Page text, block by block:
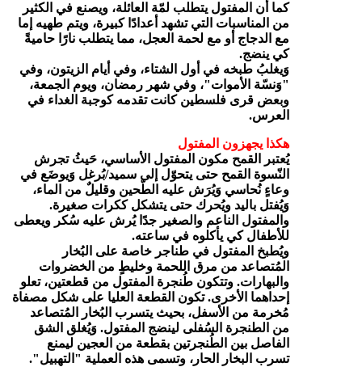
كما أن المفتول يتطلب لمّة العائلة، ويصنع في الكثير
من المناسبات التي تشهد أعدادًا كبيرة، ويتم طهيه إما
مع الدجاج أو مع لحمة العجل، مما يتطلب نارًا حاميةً
كي ينضج.
وَيغلبُ طبخه في أول الشتاء، وفي أيام الزيتون، وفي
"وَنسّة الأموات"، وفي شهر رمضان، ويوم الجمعة،
وبعض قرى فلسطين كانت تقدمه كوجبة الغداء في
العرس.
هكذا يجهزون المفتول
يُعتبر القمح مكون المفتول الأساسي، حَيثُ تجرش
النّسوة القمح حتى يتحوّل إلى سميد/بُرغل وَيوضَع في
وعاءٍ نُحاسي وَيُرَش عليه الطّحين وقليلٌ من الماء،
وَيُفتل باليد ويُحرك حتى يتشكل ككرات صغيرة.
والمفتول الناعم والصغير جدًا يُرش عليه سُكر ويعطى
للأطفال كي يأكلوه في ساعته.
ويُطبخ المفتول في طناجر خاصة على البُخار
المُتصاعد من مرق اللحمة وخليطٍ من الخضروات
والبهارات. وتتكون طُنجرة المفتول من قطعتين، تعلو
إحداهما الأخرى. تكون القطعة العليا على شكل مصفاة
مُخرمة من الأسفل، بحيث يتسرب البُخار المُتصاعد
من الطنجرة السُفلى لينضج المفتول. وَيُغلق الشق
الفاصل بين الطُنجرتين بقطعة من العجين ليمنع
تسرب البخار الحار، وتسمى هذه العملية "التهبيل".